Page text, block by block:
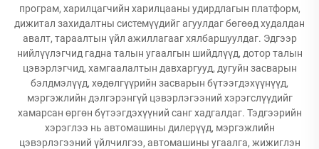
програм, харилцагчийн харилцааны удирдлагын платформ,
дижитал захидалтны системүүдийг агуулдаг бөгөөд худалдан
авалт, тараалтын үйл ажиллагааг хялбаршуулдаг. Эдгээр
нийлүүлэгчид гадна талын угаалгын шийдлүүд, дотор талын
цэвэрлэгчид, хамгаалалтын давхаргууд, дугуйн засварын
бэлдмэлүүд, хөдөлгүүрийн засварын бүтээгдэхүүнүүд,
мэргэжлийн дэлгэрэнгүй цэвэрлэгээний хэрэгслүүдийг
хамарсан өргөн бүтээгдэхүүний санг хадгалдаг. Тэдгээрийн
хэрэглээ нь автомашины дилерүүд, мэргэжлийн
цэвэрлэгээний үйлчилгээ, автомашины угаалга, жижиглэн